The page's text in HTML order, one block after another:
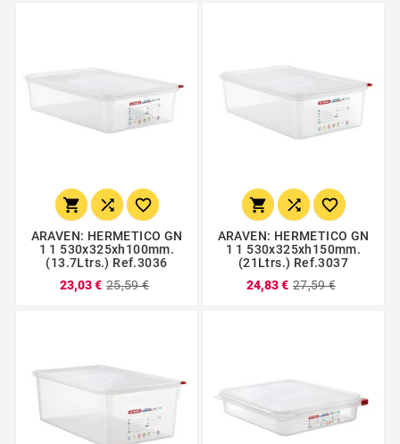
  
ARAVEN: HERMETICO GN
1 1 530x325xh100mm.
(13.7Ltrs.) Ref.3036
23,03 € 25,59 €
  
ARAVEN: HERMETICO GN
1 1 530x325xh150mm.
(21Ltrs.) Ref.3037
24,83 € 27,59 €